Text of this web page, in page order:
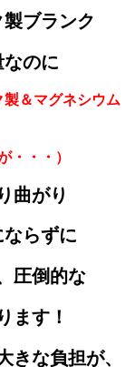
ブランク
のに
製＆マグネシウム
・・）
曲がり
らずに
圧倒的な
ます！
な負担が、